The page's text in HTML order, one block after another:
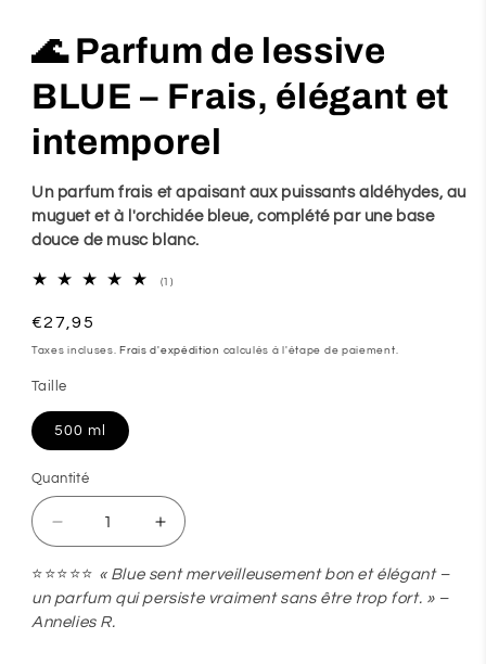
dans
fenêtre
modale
🌊 Parfum de lessive
BLUE – Frais, élégant et
intemporel
Un parfum frais et apaisant aux puissants aldéhydes, au
muguet et à l'orchidée bleue, complété par une base
douce de musc blanc.
(1)1
Prix
habituel
€27,95
Taxes incluses. Frais d'expédition calculés à l'étape de paiement.
Taille
500 ml
Quantité
Quantité
Réduire
la
quantité
de
Augmenter
quantité
⭐⭐⭐⭐⭐ « Blue sent merveilleusement bon et élégant –
un parfum qui persiste vraiment sans être trop fort. » –
Annelies R.